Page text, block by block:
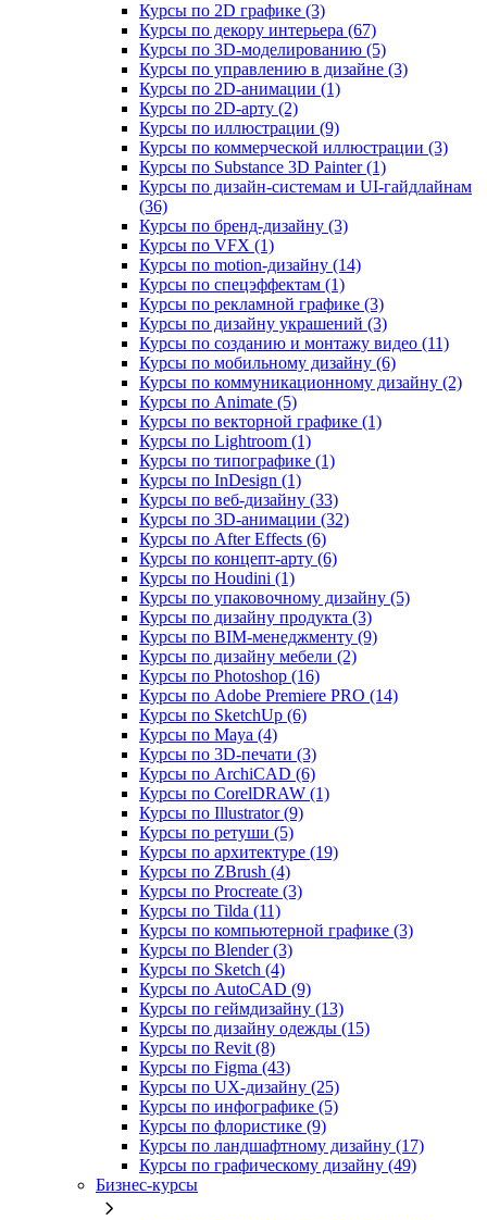
Курсы по 2D графике (3)
Курсы по декору интерьера (67)
Курсы по 3D‑моделированию (5)
Курсы по управлению в дизайне (3)
Курсы по 2D‑анимации (1)
Курсы по 2D‑арту (2)
Курсы по иллюстрации (9)
Курсы по коммерческой иллюстрации (3)
Курсы по Substance 3D Painter (1)
Курсы по дизайн-системам и UI-гайдлайнам
(36)
Курсы по бренд‑дизайну (3)
Курсы по VFX (1)
Курсы по motion-дизайну (14)
Курсы по спецэффектам (1)
Курсы по рекламной графике (3)
Курсы по дизайну украшений (3)
Курсы по созданию и монтажу видео (11)
Курсы по мобильному дизайну (6)
Курсы по коммуникационному дизайну (2)
Курсы по Animate (5)
Курсы по векторной графике (1)
Курсы по Lightroom (1)
Курсы по типографике (1)
Курсы по InDesign (1)
Курсы по веб‑дизайну (33)
Курсы по 3D‑анимации (32)
Курсы по After Effects (6)
Курсы по концепт‑арту (6)
Курсы по Houdini (1)
Курсы по упаковочному дизайну (5)
Курсы по дизайну продукта (3)
Курсы по BIM‑менеджменту (9)
Курсы по дизайну мебели (2)
Курсы по Photoshop (16)
Курсы по Adobe Premiere PRO (14)
Курсы по SketchUp (6)
Курсы по Maya (4)
Курсы по 3D-печати (3)
Курсы по ArchiCAD (6)
Курсы по CorelDRAW (1)
Курсы по Illustrator (9)
Курсы по ретуши (5)
Курсы по архитектуре (19)
Курсы по ZBrush (4)
Курсы по Procreate (3)
Курсы по Tilda (11)
Курсы по компьютерной графике (3)
Курсы по Blender (3)
Курсы по Sketch (4)
Курсы по AutoCAD (9)
Курсы по геймдизайну (13)
Курсы по дизайну одежды (15)
Курсы по Revit (8)
Курсы по Figma (43)
Курсы по UX‑дизайну (25)
Курсы по инфографике (5)
Курсы по флористике (9)
Курсы по ландшафтному дизайну (17)
Курсы по графическому дизайну (49)
Бизнес-курсы